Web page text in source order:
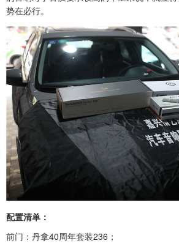
势在必行。
配置清单：
前门：丹拿40周年套装236；